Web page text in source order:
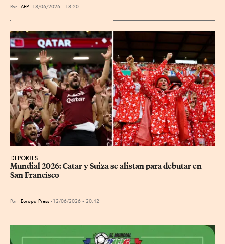
Por AFP 18/06/2026 - 18:20
DEPORTES
Mundial 2026: Catar y Suiza se alistan para debutar en
San Francisco
Por Europa Press 12/06/2026 - 20:42